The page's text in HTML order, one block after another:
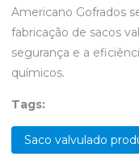
Americano Gofrados
fabricação de sacos
segurança e a
químicos.
Tags:
Saco valvulado